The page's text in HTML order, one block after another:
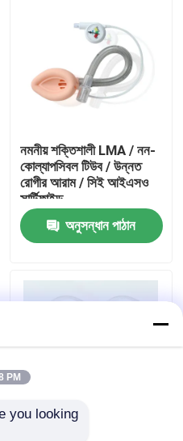
নমনীয় শক্তিশালী LMA / নন-
কোল্যাপসিবল টিউব / উন্নত
রোগীর আরাম / সিই আইএসও
সার্টিফাইড
অনুসন্ধান পাঠান
PM
you looking